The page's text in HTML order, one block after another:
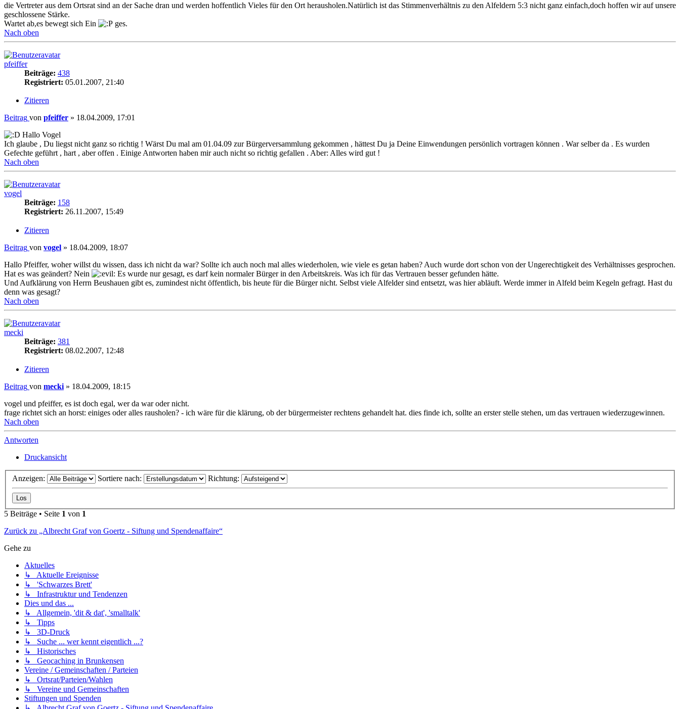
die Vertreter aus dem Ortsrat sind an der Sache dran und werden hoffentlich Vieles für den Ort herausholen.Natürlich ist das Stimmenverhältnis zu den Alfeldern 5:3 nicht ganz einfach,doch hoffen wir auf unsere
geschlossene Stärke.
Wartet ab,es bewegt sich Ein
ges.
Nach oben
pfeiffer
Beiträge: 438
Registriert: 05.01.2007, 21:40
Zitieren
Beitrag von pfeiffer » 18.04.2009, 17:01
Hallo Vogel
Ich glaube , Du liegst nicht ganz so richtig ! Wärst Du mal am 01.04.09 zur Bürgerversammlung gekommen , hättest Du ja Deine Einwendungen persönlich vortragen können . War selber da . Es wurden
Gefechte geführt , hart , aber offen . Einige Antworten haben mir auch nicht so richtig gefallen . Aber: Alles wird gut !
Nach oben
vogel
Beiträge: 158
Registriert: 26.11.2007, 15:49
Zitieren
Beitrag von vogel » 18.04.2009, 18:07
Hallo Pfeiffer, woher willst du wissen, dass ich nicht da war? Sollte ich auch noch mal alles wiederholen, wie viele es getan haben? Auch wurde dort schon von der Ungerechtigkeit des Verhältnisses gesprochen.
Hat es was geändert? Nein
Es wurde nur gesagt, es darf kein normaler Bürger in den Arbeitskreis. Was ich für das Vertrauen besser gefunden hätte.
Und Aufklärung von Herrn Beushauen gibt es, zumindest nicht öffentlich, bis heute für die Bürger nicht. Selbst viele Alfelder sind entsetzt, was hier abläuft. Werde immer in Alfeld beim Kegeln gefragt. Hast du
denn was gesagt?
Nach oben
mecki
Beiträge: 381
Registriert: 08.02.2007, 12:48
Zitieren
Beitrag von mecki » 18.04.2009, 18:15
vogel und pfeiffer, es ist doch egal, wer da war oder nicht.
frage richtet sich an horst: einiges oder alles rausholen? - ich wäre für die klärung, ob der bürgermeister rechtens gehandelt hat. dies finde ich, sollte an erster stelle stehen, um das vertrauen wiederzugewinnen.
Nach oben
Antworten
Druckansicht
Anzeigen: Sortiere nach: Richtung:
5 Beiträge • Seite 1 von 1
Zurück zu „Albrecht Graf von Goertz - Siftung und Spendenaffaire“
Gehe zu
Aktuelles
↳ Aktuelle Ereignisse
↳ 'Schwarzes Brett'
↳ Infrastruktur und Tendenzen
Dies und das ...
↳ Allgemein, 'dit & dat', 'smalltalk'
↳ Tipps
↳ 3D-Druck
↳ Suche ... wer kennt eigentlich ...?
↳ Historisches
↳ Geocaching in Brunkensen
Vereine / Gemeinschaften / Parteien
↳ Ortsrat/Parteien/Wahlen
↳ Vereine und Gemeinschaften
Stiftungen und Spenden